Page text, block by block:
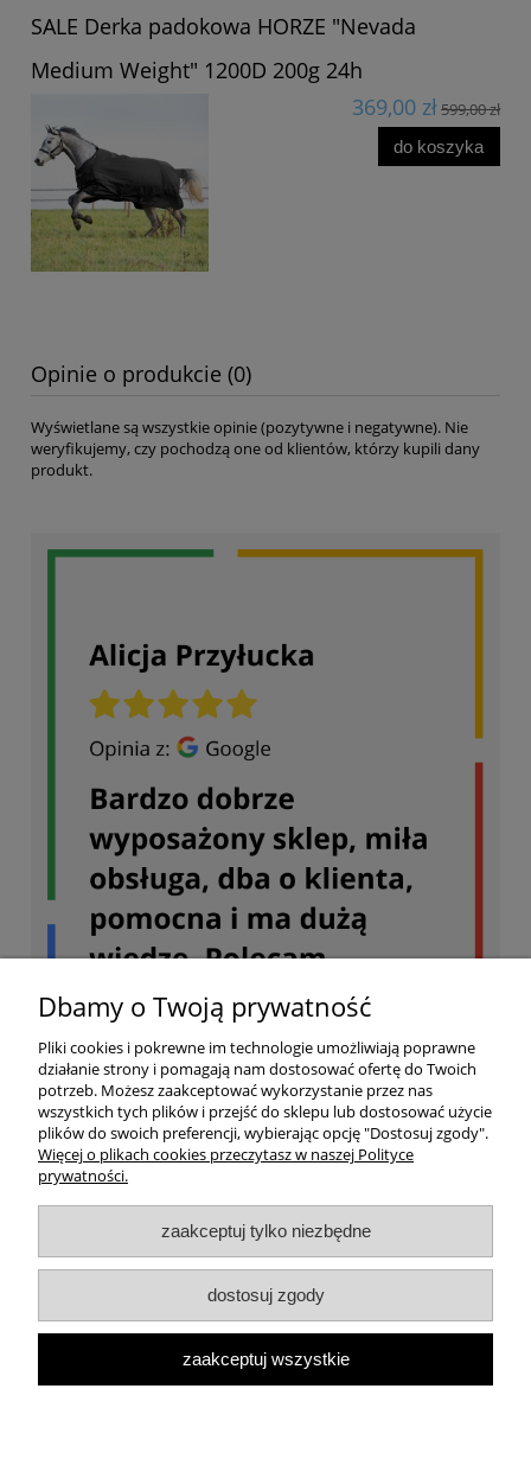
SALE Derka padokowa HORZE "Nevada
Medium Weight" 1200D 200g 24h
369,00 zł599,00 zł
do koszyka
Opinie o produkcie (0)
Wyświetlane są wszystkie opinie (pozytywne i negatywne). Nie
weryfikujemy, czy pochodzą one od klientów, którzy kupili dany
produkt.
Twoje konto
Dostawa
Ważne
Dbamy o Twoją prywatność
Pliki cookies i pokrewne im technologie umożliwiają poprawne
działanie strony i pomagają nam dostosować ofertę do Twoich
potrzeb. Możesz zaakceptować wykorzystanie przez nas
wszystkich tych plików i przejść do sklepu lub dostosować użycie
plików do swoich preferencji, wybierając opcję "Dostosuj zgody".
Więcej o plikach cookies przeczytasz w naszej Polityce
prywatności.
zaakceptuj tylko niezbędne
dostosuj zgody
zaakceptuj wszystkie